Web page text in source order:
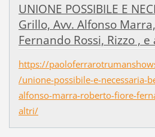
UNIONE POSSIBILE E
Grillo, Avv. Alfonso
Fernando Rossi, Rizzo ,
https://
/unione-possibile-e-necessaria-
alfonso-marra-roberto-fiore-
altri/